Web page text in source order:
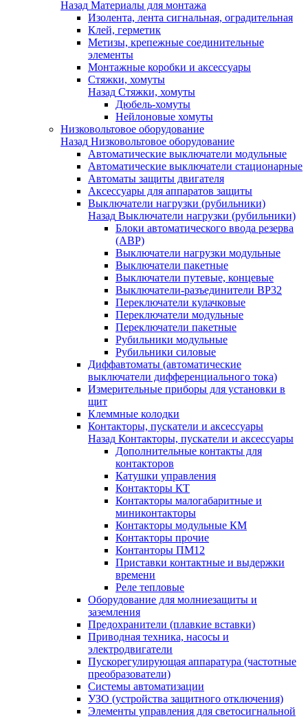
Назад Материалы для монтажа
Изолента, лента сигнальная, оградительная
Клей, герметик
Метизы, крепежные соединительные
элементы
Монтажные коробки и аксессуары
Стяжки, хомуты
Назад Стяжки, хомуты
Дюбель-хомуты
Нейлоновые хомуты
Низковольтовое оборудование
Назад Низковольтовое оборудование
Автоматические выключатели модульные
Автоматические выключатели стационарные
Автоматы защиты двигателя
Аксессуары для аппаратов защиты
Выключатели нагрузки (рубильники)
Назад Выключатели нагрузки (рубильники)
Блоки автоматического ввода резерва
(АВР)
Выключатели нагрузки модульные
Выключатели пакетные
Выключатели путевые, концевые
Выключатели-разъединители ВР32
Переключатели кулачковые
Переключатели модульные
Переключатели пакетные
Рубильники модульные
Рубильники силовые
Диффавтоматы (автоматические
выключатели дифференциального тока)
Измерительные приборы для установки в
щит
Клеммные колодки
Контакторы, пускатели и аксессуары
Назад Контакторы, пускатели и аксессуары
Дополнительные контакты для
контакторов
Катушки управления
Контакторы КТ
Контакторы малогабаритные и
миниконтакторы
Контакторы модульные КМ
Контакторы прочие
Контанторы ПМ12
Приставки контактные и выдержки
времени
Реле тепловые
Оборудование для молниезащиты и
заземления
Предохранители (плавкие вставки)
Приводная техника, насосы и
электродвигатели
Пускорегулирующая аппаратура (частотные
преобразователи)
Системы автоматизации
УЗО (устройства защитного отключения)
Элементы управления для светосигнальной